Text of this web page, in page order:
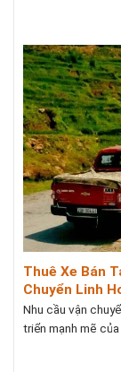
Thuê Xe Bán
Chuyển Linh
Nhu cầu vận
triển mạnh mẽ